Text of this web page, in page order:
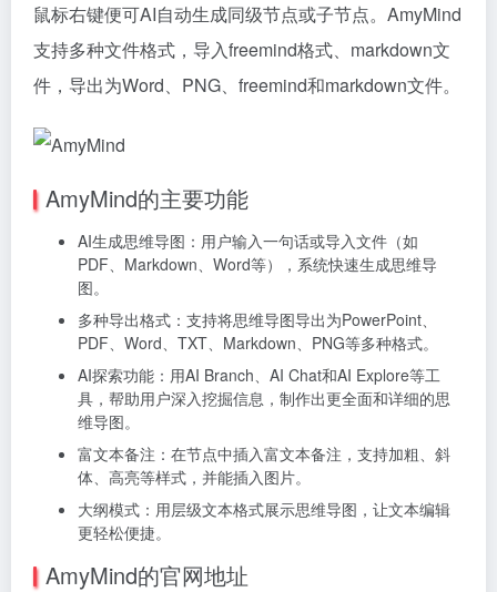
鼠标右键便可AI自动生成同级节点或子节点。AmyMind
支持多种文件格式，导入freemind格式、markdown文
件，导出为Word、PNG、freemind和markdown文件。
AmyMind的主要功能
AI生成思维导图：用户输入一句话或导入文件（如
PDF、Markdown、Word等），系统快速生成思维导
图。
多种导出格式：支持将思维导图导出为PowerPoint、
PDF、Word、TXT、Markdown、PNG等多种格式。
AI探索功能：用AI Branch、AI Chat和AI Explore等工
具，帮助用户深入挖掘信息，制作出更全面和详细的思
维导图。
富文本备注：在节点中插入富文本备注，支持加粗、斜
体、高亮等样式，并能插入图片。
大纲模式：用层级文本格式展示思维导图，让文本编辑
更轻松便捷。
AmyMind的官网地址